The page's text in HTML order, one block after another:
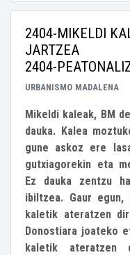
2404-MIKELDI
JARTZEA
2404-
URBANISMO MADALENA
Mikeldi kaleak, BM
dauka. Kalea
gune askoz ere
gutxiagorekin eta
Ez dauka zentzu
ibiltzea. Gaur
kaletik ateratzen
Donostiara joateko
kaletik ateratzen